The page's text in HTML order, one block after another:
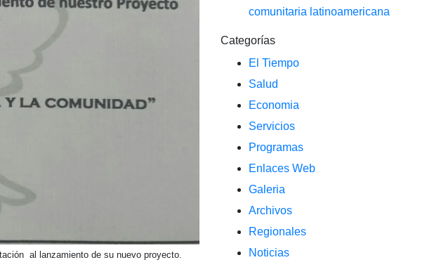
al lanzamiento de su nuevo proyecto.
comunitaria latinoamericana
Categorías
El Tiempo
Salud
Economia
Servicios
Programas
Enlaces Web
Galeria
Archivos
Regionales
Noticias